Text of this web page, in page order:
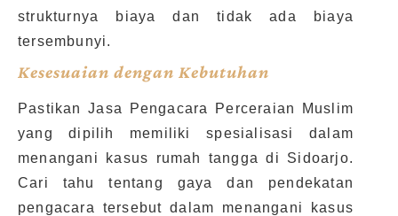
strukturnya biaya dan tidak ada biaya
tersembunyi.
Kesesuaian dengan Kebutuhan
Pastikan Jasa Pengacara Perceraian Muslim
yang dipilih memiliki spesialisasi dalam
menangani kasus rumah tangga di Sidoarjo.
Cari tahu tentang gaya dan pendekatan
pengacara tersebut dalam menangani kasus